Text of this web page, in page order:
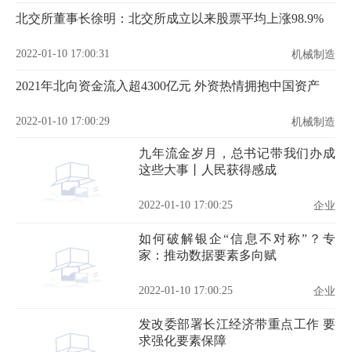
北交所董事长徐明：北交所成立以来股票平均上涨98.9%
2022-01-10 17:00:31 机械制造
2021年北向资金流入超4300亿元 外资热情拥抱中国资产
2022-01-10 17:00:29 机械制造
九年流金岁月，总书记带我们办成
这些大事丨人民获得感成
2022-01-10 17:00:25 企业
如何破解银企“信息不对称”？专
家：推动数据要素多向赋
2022-01-10 17:00:25 企业
发改委部署长江经济带重点工作 要
求强化要素保障